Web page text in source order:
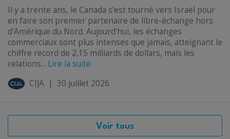
Il y a trente ans, le Canada s'est tourné vers Israël pour
en faire son premier partenaire de libre-échange hors
d'Amérique du Nord. Aujourd'hui, les échanges
commerciaux sont plus intenses que jamais, atteignant le
chiffre record de 2,15 milliards de dollars, mais les
relations... Lire la suite
CIJA | 30 juillet 2026
Voir tous